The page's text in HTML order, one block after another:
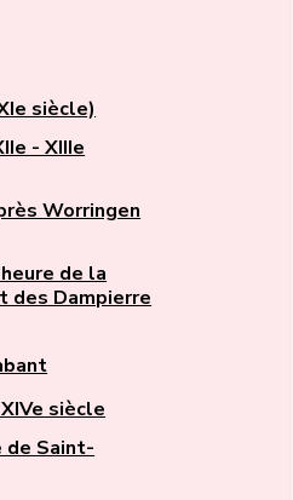
siècle)
- XIIIe
Worringen
de la
des Dampierre
siècle
de Saint-